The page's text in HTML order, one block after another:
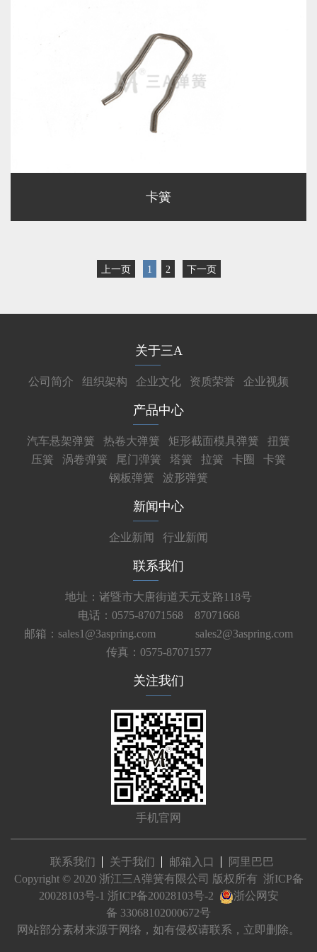
卡簧
上一页 1 2 下一页
关于三A
公司简介 组织架构 企业文化 资质荣誉 企业视频
产品中心
汽车悬架弹簧 热卷大弹簧 矩形截面模具弹簧
扭簧
压簧
涡卷弹簧 尾门弹簧 塔簧 拉簧 卡圈
卡簧
钢板弹簧
波形弹簧
新闻中心
企业新闻 行业新闻
联系我们
地址：诸暨市大唐街道天元支路118号
电话：0575-87071568 87071668
邮箱：sales1@3aspring.com
sales2@3aspring.com
传真：0575-87071577
关注我们
手机官网
联系我们 关于我们 邮箱入口
阿里巴巴
Copyright © 2020 浙江三A弹簧有限公司 版权所有 浙ICP备
20028103号-1 浙ICP备20028103号-2
浙公网安
备 33068102000672号
网站部分素材来源于网络，如有侵权请联系，立即删除。